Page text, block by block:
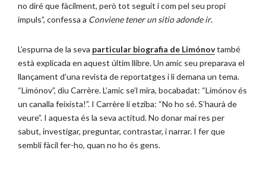
no diré que fàcilment, però tot seguit i com pel seu propi
impuls”, confessa a Conviene tener un sitio adonde ir.
L’espurna de la seva particular biografia de Limónovtambé
està explicada en aquest últim llibre. Un amic seu preparava el
llançament d’una revista de reportatges i li demana un tema.
“Limónov”, diu Carrère. L’amic se’l mira, bocabadat: “Limónov és
un canalla feixista!”. I Carrère li etziba: “No ho sé. S’haurà de
veure”. I aquesta és la seva actitud. No donar mai res per
sabut, investigar, preguntar, contrastar, i narrar. I fer que
sembli fàcil fer-ho, quan no ho és gens.